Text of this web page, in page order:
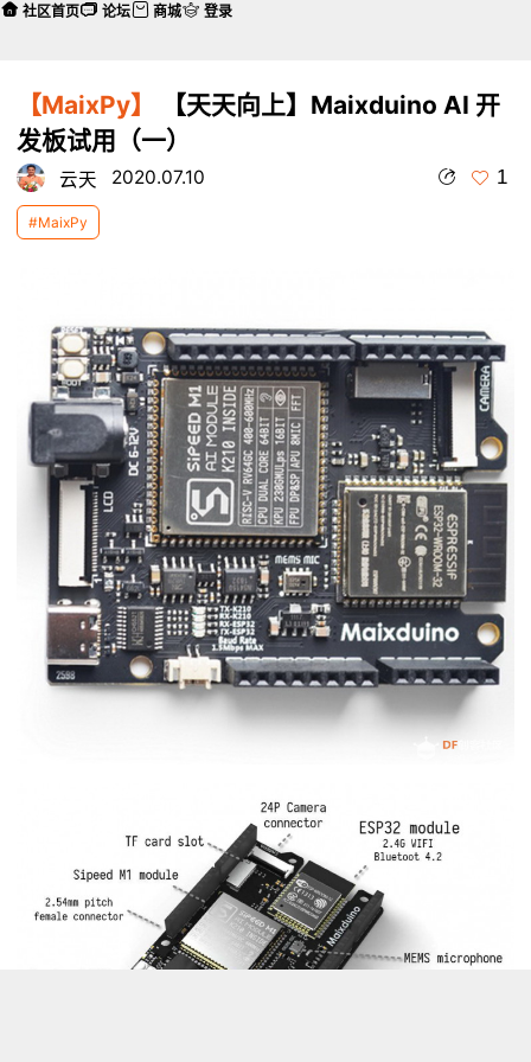
【MaixPy】
【天天向上】Maixduino AI 开
发板试用（一）
云天 2020.07.10 1
#MaixPy
社区首页 论坛 商城 登录